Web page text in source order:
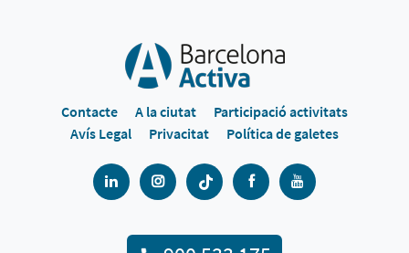
Contacte A la ciutat
Participació activitats
Avís Legal
Privacitat Política de galetes